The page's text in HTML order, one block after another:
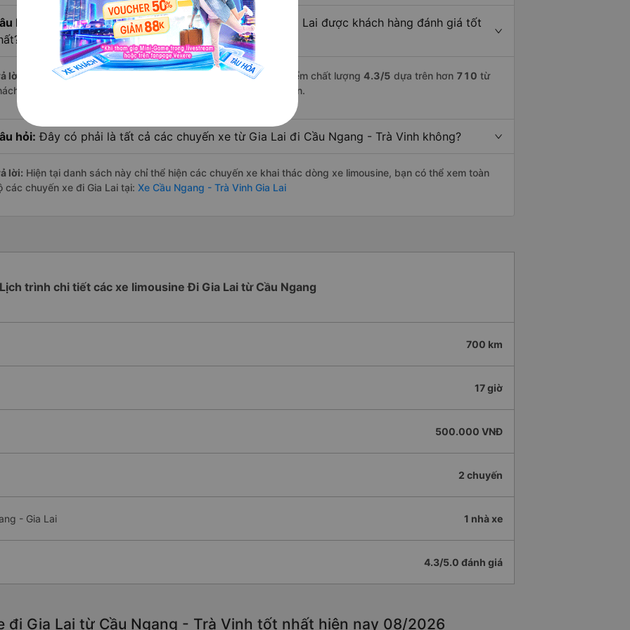
hỏi:
Xe limousine nào từ Cầu Ngang - Trà Vinh đi Gia Lai được khách hàng đánh giá tốt
lời: Trong số các hãng, nổi bật nhất với điểm chất lượng 4.3/5 dựa trên hơn 710 từ
hàng – một con số minh chứng cho dịch vụ cao cấp và uy tín.
hỏi: Đây có phải là tất cả các chuyến xe từ Gia Lai đi Cầu Ngang - Trà Vinh không?
lời: Hiện tại danh sách này chỉ thể hiện các chuyến xe khai thác dòng xe limousine, bạn có thể xem toàn
các chuyến xe đi Gia Lai tại: Xe Cầu Ngang - Trà Vinh Gia Lai
Lịch trình chi tiết các xe limousine Đi Gia Lai từ Cầu Ngang
700 km
17 giờ
500.000 VNĐ
2 chuyến
- Gia Lai 1 nhà xe
4.3/5.0 đánh giá
đi Gia Lai từ Cầu Ngang - Trà Vinh tốt nhất hiện nay 08/2026